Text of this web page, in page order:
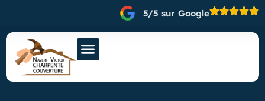
5/5 sur Google